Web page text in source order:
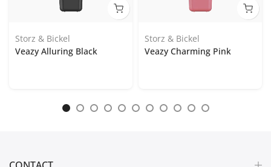
Storz & Bickel
Veazy Alluring Black
Storz & Bickel
Veazy Charming Pink